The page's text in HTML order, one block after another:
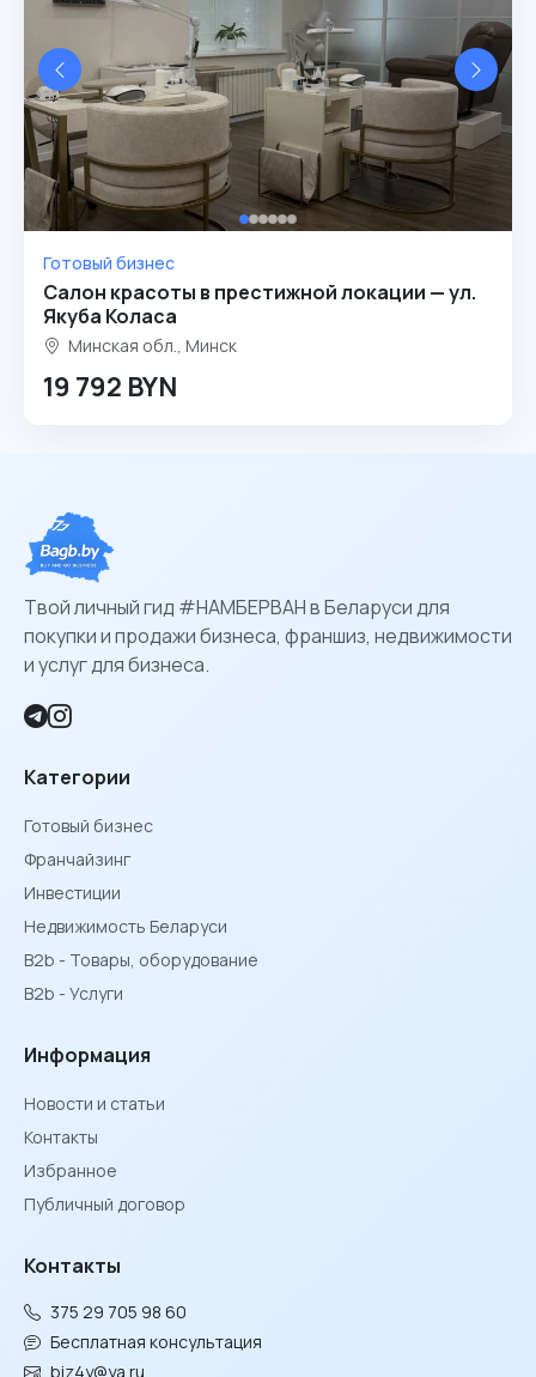
Готовый бизнес
Салон красоты в престижной локации — ул.
Якуба Коласа
Минская обл., Минск
19 792 BYN
Твой личный гид #НАМБЕРВАН в Беларуси для
покупки и продажи бизнеса, франшиз, недвижимости
и услуг для бизнеса.
Категории
Готовый бизнес
Франчайзинг
Инвестиции
Недвижимость Беларуси
B2b - Товары, оборудование
B2b - Услуги
Информация
Новости и статьи
Контакты
Избранное
Публичный договор
Контакты
375 29 705 98 60
Бесплатная консультация
biz4y@ya.ru